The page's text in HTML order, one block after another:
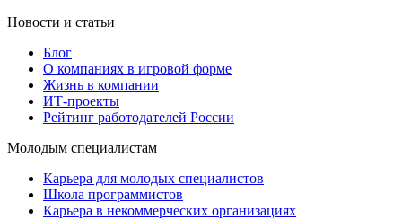
Новости и статьи
Блог
О компаниях в игровой форме
Жизнь в компании
ИТ-проекты
Рейтинг работодателей России
Молодым специалистам
Карьера для молодых специалистов
Школа программистов
Карьера в некоммерческих организациях